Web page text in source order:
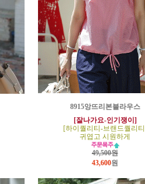
8915앙뜨리본블라우스
[잘나가요-인기쟁이]
[하이퀄리티-브랜드퀄리
귀엽고 시원하게
49,500원
43,600원